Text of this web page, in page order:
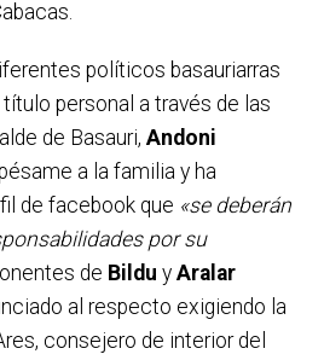
políticos basauriarras
personal a través de las
de Basauri, Andoni
a la familia y ha
de facebook que «se deberán
por su
de Bildu y Aralar
al respecto exigiendo la
consejero de interior del